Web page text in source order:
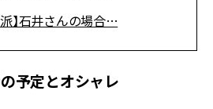
】石井さんの場合…
予定とオシャレ